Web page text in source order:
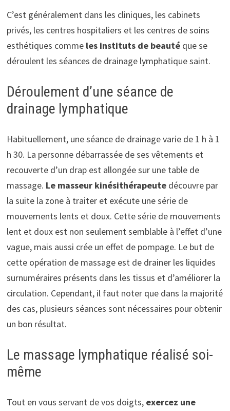
C’est généralement dans les cliniques, les cabinets
privés, les centres hospitaliers et les centres de soins
esthétiques comme les instituts de beautéque se
déroulent les séances de drainage lymphatique saint.
Déroulement d’une séance de
drainage lymphatique
Habituellement, une séance de drainage varie de 1 h à 1
h 30. La personne débarrassée de ses vêtements et
recouverte d’un drap est allongée sur une table de
massage. Le masseur kinésithérapeutedécouvre par
la suite la zone à traiter et exécute une série de
mouvements lents et doux. Cette série de mouvements
lent et doux est non seulement semblable à l’effet d’une
vague, mais aussi crée un effet de pompage. Le but de
cette opération de massage est de drainer les liquides
surnuméraires présents dans les tissus et d’améliorer la
circulation. Cependant, il faut noter que dans la majorité
des cas, plusieurs séances sont nécessaires pour obtenir
un bon résultat.
Le massage lymphatique réalisé soi-
même
Tout en vous servant de vos doigts, exercez une